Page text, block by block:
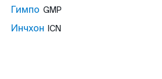
Гимпо GMP
Инчхон ICN